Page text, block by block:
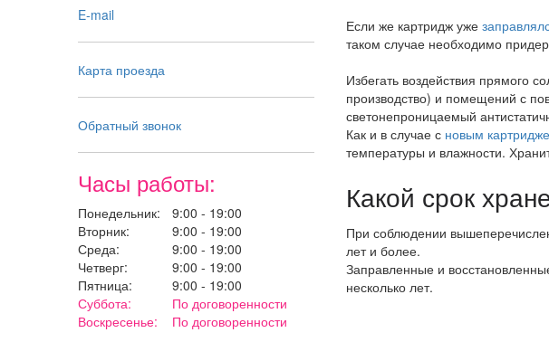
E-mail
Карта проезда
Обратный звонок
Часы работы:
Понедельник:
9:00 - 19:00
Вторник:
9:00 - 19:00
Среда:
9:00 - 19:00
Четверг:
9:00 - 19:00
Пятница:
9:00 - 19:00
Суббота:
По договоренности
Воскресенье:
По договоренности
Если же картридж уже
таком случае необходимо
Избегать воздействия прямого
производство) и помещений с
светонепроницаемый
Как и в случае с новым
температуры и влажности.
Какой срок
При соблюдении
лет и более.
Заправленные и
несколько лет.